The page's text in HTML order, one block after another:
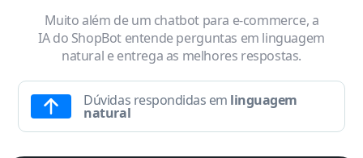
Muito além de um chatbot para e-commerce, a
IA do ShopBot entende perguntas em linguagem
natural e entrega as melhores respostas.
Dúvidas respondidas em linguagem
natural